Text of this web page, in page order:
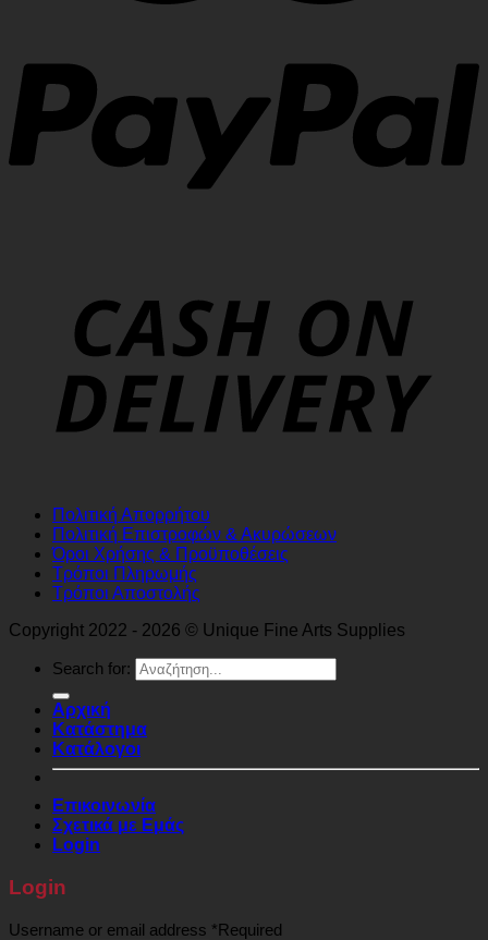
Πολιτική Απορρήτου
Πολιτική Επιστροφών & Ακυρώσεων
Όροι Χρήσης & Προϋποθέσεις
Τρόποι Πληρωμής
Τρόποι Αποστολής
Copyright 2022 - 2026 © Unique Fine Arts Supplies
Search for:
Αρχική
Κατάστημα
Κατάλογοι
Επικοινωνία
Σχετικά με Εμάς
Login
Login
Username or email address *Required